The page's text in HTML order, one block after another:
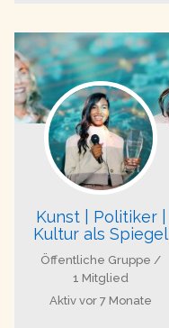
Kunst | Politiker |
Kultur als Spiegel
Öffentliche Gruppe /
1 Mitglied
Aktiv vor 7 Monate